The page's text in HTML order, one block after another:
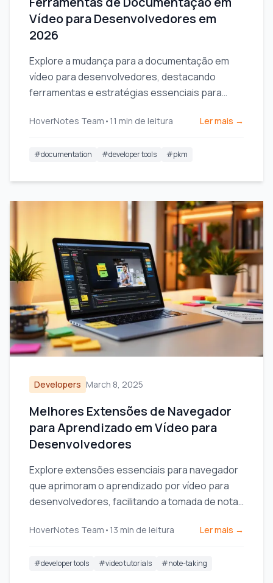
Vídeo para Desenvolvedores em
2026
Explore a mudança para a documentação em
vídeo para desenvolvedores, destacando
ferramentas e estratégias essenciais para
e a eficiência da equipe.
HoverNotes Team • 11 min de leitura Ler mais →
#documentation #developer tools #pkm
Developers March 8, 2025
Melhores Extensões de Navegador
para Aprendizado em Vídeo para
Desenvolvedores
Explore extensões essenciais para navegador
que aprimoram o aprendizado por vídeo para
desenvolvedores, facilitando a tomada de notas
HoverNotes Team • 13 min de leitura Ler mais →
#developer tools #video tutorials #note-taking